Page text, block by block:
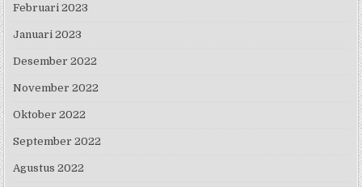
Februari 2023
Januari 2023
Desember 2022
November 2022
Oktober 2022
September 2022
Agustus 2022